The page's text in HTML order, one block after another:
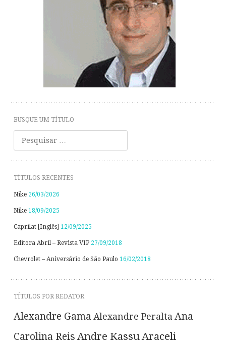
BUSQUE UM TÍTULO
Pesquisar
TÍTULOS RECENTES
Nike 26/03/2026
Nike 18/09/2025
Caprilat [Inglês] 12/09/2025
Editora Abril – Revista VIP 27/09/2018
Chevrolet – Aniversário de São Paulo 16/02/2018
TÍTULOS POR REDATOR
Alexandre Gama Alexandre Peralta Ana
Carolina Reis Andre KassuAraceli